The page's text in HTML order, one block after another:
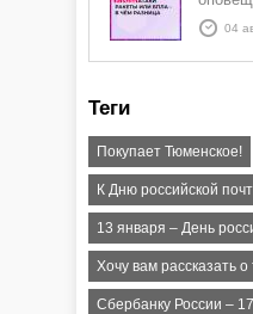
БПЛА
атаки
04
Теги
Покупает Тюменское!
К Дню российской
13 января – День
Хочу вам рассказать о
Сбербанку России –